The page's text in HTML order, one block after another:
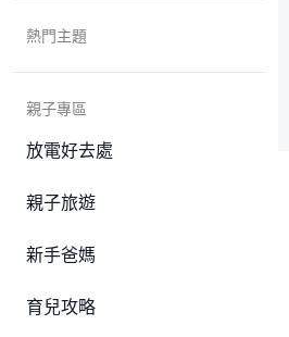
熱門主題
親子專區
放電好去處
親子旅遊
新手爸媽
育兒攻略